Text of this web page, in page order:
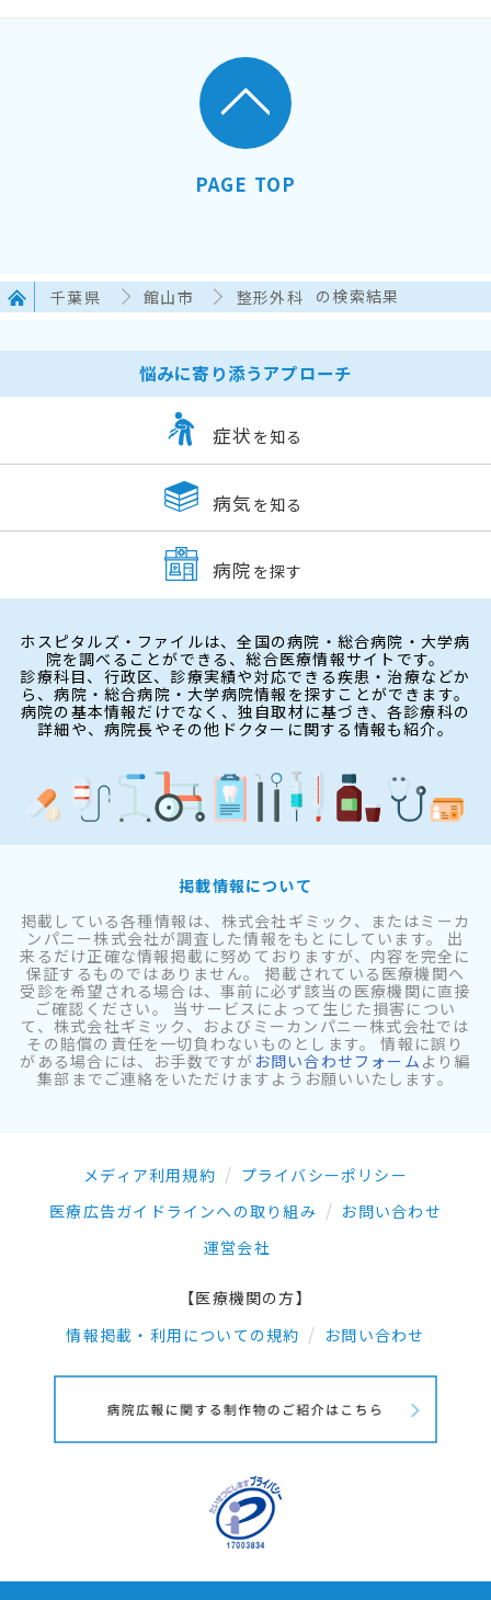
PAGE TOP
千葉県 館山市 整形外科 の検索結果
悩みに寄り添うアプローチ
症状 を知る
病気 を知る
病院 を探す
ホスピタルズ・ファイルは、全国の病院・総合病院・大学病
院を調べることができる、総合医療情報サイトです。
診療科目、行政区、診療実績や対応できる疾患・治療などか
ら、病院・総合病院・大学病院情報を探すことができます。
病院の基本情報だけでなく、独自取材に基づき、各診療科の
詳細や、病院長やその他ドクターに関する情報も紹介。
掲載情報について
掲載している各種情報は、株式会社ギミック、またはミーカ
ンパニー株式会社が調査した情報をもとにしています。 出
来るだけ正確な情報掲載に努めておりますが、内容を完全に
保証するものではありません。 掲載されている医療機関へ
受診を希望される場合は、事前に必ず該当の医療機関に直接
ご確認ください。 当サービスによって生じた損害につい
て、株式会社ギミック、およびミーカンパニー株式会社では
その賠償の責任を一切負わないものとします。 情報に誤り
がある場合には、お手数ですが お問い合わせフォーム より編
集部までご連絡をいただけますようお願いいたします。
メディア利用規約
プライバシーポリシー
医療広告ガイドラインへの取り組み
お問い合わせ
運営会社
【医療機関の方】
情報掲載・利用についての規約
お問い合わせ